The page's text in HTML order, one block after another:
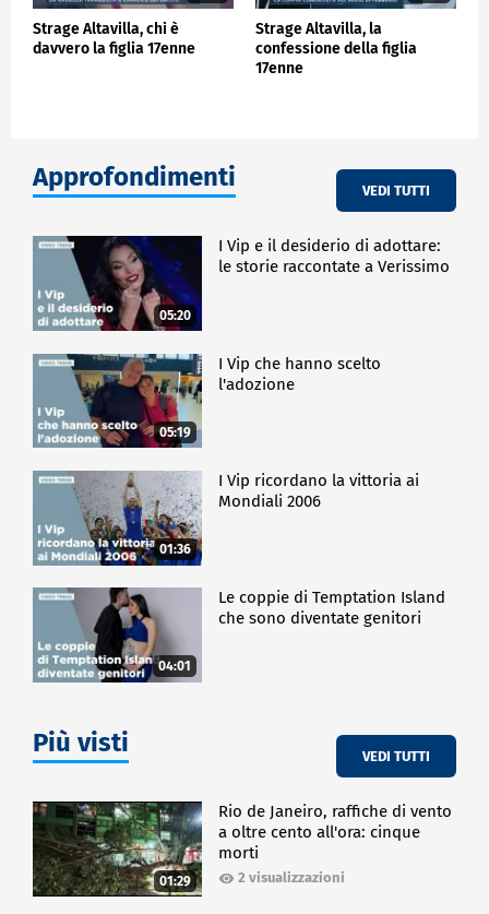
Strage Altavilla, chi è
davvero la figlia 17enne
Strage Altavilla, la
confessione della figlia
17enne
Approfondimenti VEDI TUTTI
05:20
I Vip e il desiderio di adottare:
le storie raccontate a Verissimo
05:19
I Vip che hanno scelto
l'adozione
01:36
I Vip ricordano la vittoria ai
Mondiali 2006
04:01
Le coppie di Temptation Island
che sono diventate genitori
Più visti VEDI TUTTI
01:29
Rio de Janeiro, raffiche di vento
a oltre cento all'ora: cinque
morti
2 visualizzazioni